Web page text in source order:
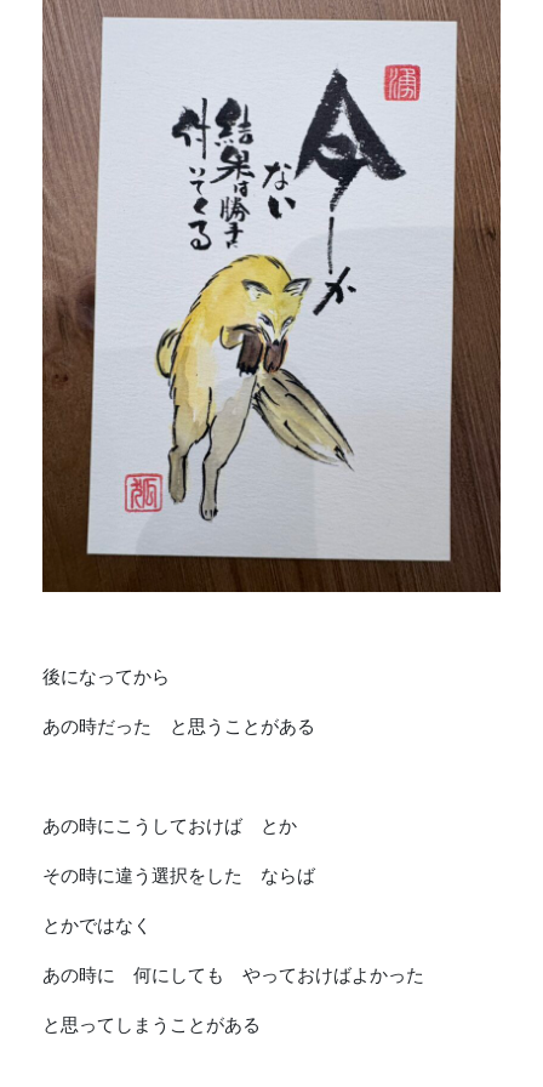
後になってから
あの時だった と思うことがある
あの時にこうしておけば とか
その時に違う選択をした ならば
とかではなく
あの時に 何にしても やっておけばよかった
と思ってしまうことがある